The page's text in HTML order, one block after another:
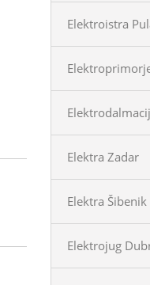
Elektroistra
Elektra Zadar
Elektra Šibenik
Elektrojug